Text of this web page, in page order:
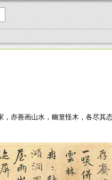
亦善画山水，幽篁怪木，各尽